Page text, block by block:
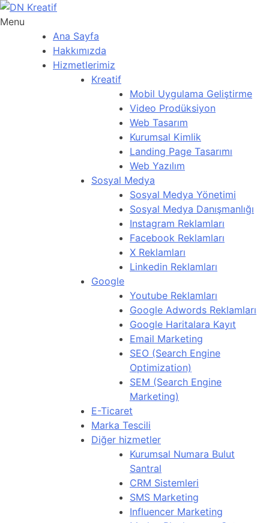
Menu
Ana Sayfa
Hakkımızda
Hizmetlerimiz
Kreatif
Mobil Uygulama Geliştirme
Video Prodüksiyon
Web Tasarım
Kurumsal Kimlik
Landing Page Tasarımı
Web Yazılım
Sosyal Medya
Sosyal Medya Yönetimi
Sosyal Medya Danışmanlığı
Instagram Reklamları
Facebook Reklamları
X Reklamları
Linkedin Reklamları
Google
Youtube Reklamları
Google Adwords Reklamları
Google Haritalara Kayıt
Email Marketing
SEO (Search Engine
Optimization)
SEM (Search Engine
Marketing)
E-Ticaret
Marka Tescili
Diğer hizmetler
Kurumsal Numara Bulut
Santral
CRM Sistemleri
SMS Marketing
Influencer Marketing